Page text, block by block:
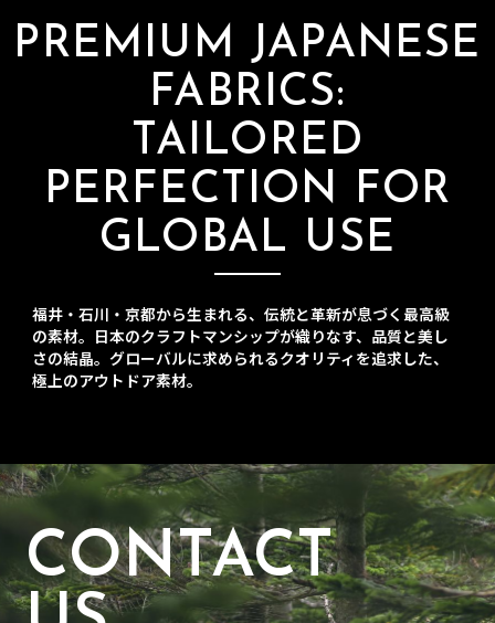
PREMIUM JAPANESE
FABRICS:
TAILORED
PERFECTION FOR
GLOBAL USE
福井・石川・京都から生まれる、伝統と革新が息づく最高級
の素材。日本のクラフトマンシップが織りなす、品質と美し
さの結晶。グローバルに求められるクオリティを追求した、
極上のアウトドア素材。
CONTACT